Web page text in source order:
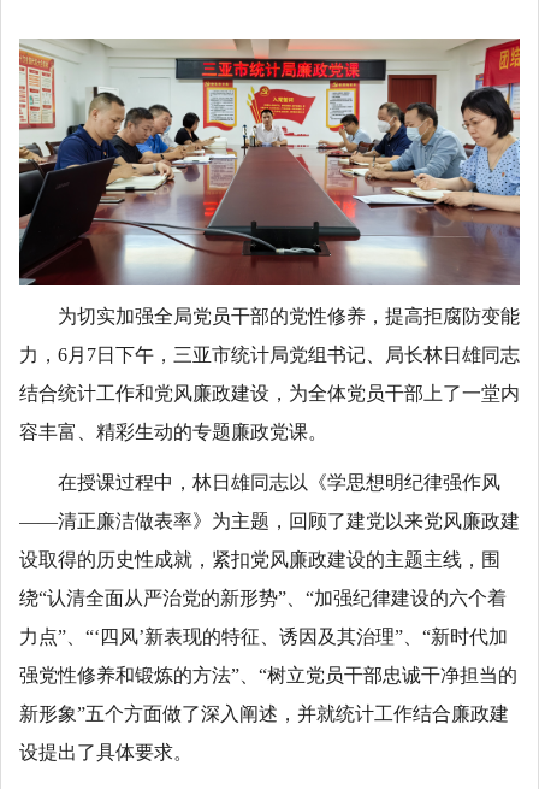
为切实加强全局党员干部的党性修养，提高拒腐防变能
力， 6月7日下午，三亚市统计局党组书记、局长林日雄同志
结合统计工作和党风廉政建设，为全体党员干部上了一堂内
容丰富、精彩生动的专题廉政党课。
在授课过程中，林日雄同志以《学思想明纪律强作风
——清正廉洁做表率》为主题，回顾了建党以来党风廉政建
设取得的历史性成就，紧扣党风廉政建设的主题主线， 围
绕“认清全面从严治党的新形势”、“加强纪律建设的六个着
力点”、“‘ 四风’新表现的特征、诱因及其治理”、“新时代加
强党性修养和锻炼的方法”、“树立党员干部忠诚干净担当的
新形象”五个方面做了深入阐述，并就统计工作结合廉政建
设提出了具体要求。